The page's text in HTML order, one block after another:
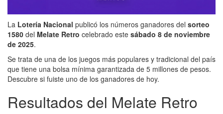
La Lotería Nacional publicó los números ganadores del sorteo
1580 del Melate Retro celebrado este sábado 8 de noviembre
de 2025.
Se trata de una de los juegos más populares y tradicional del país
que tiene una bolsa mínima garantizada de 5 millones de pesos.
Descubre si fuiste uno de los ganadores de hoy.
Resultados del Melate Retro